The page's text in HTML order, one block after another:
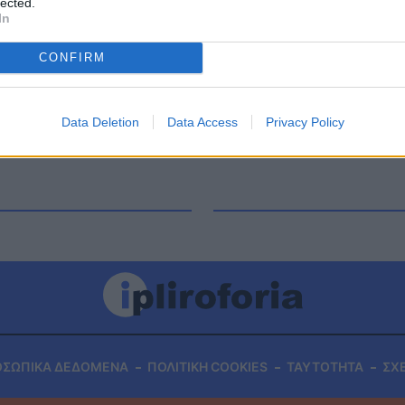
CONFIRM
Data Deletion Data Access Privacy Policy
οι οποίοι θα καταναλώσουν, για
ή άλλες μορφές καυσίμων, πλην φυσικού
οι κερδισμένοι […]
ΔΕΔΟΜΕΝΑ ΠΟΛΙΤΙΚΗ COOKIES ΤΑΥΤΟΤΗΤΑ